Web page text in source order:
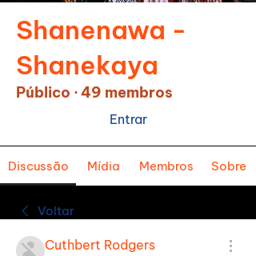
Shanenawa -
Shanekaya
Público ·49 membros
Entrar
Discussão Mídia Membros Sobre
Voltar
Cuthbert Rodgers